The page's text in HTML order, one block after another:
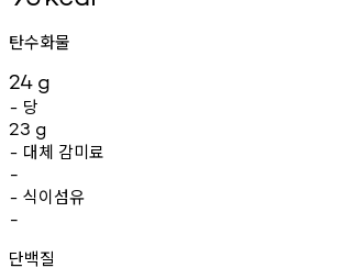
탄수화물
24 g
- 당
23 g
- 대체 감미료
-
- 식이섬유
-
단백질